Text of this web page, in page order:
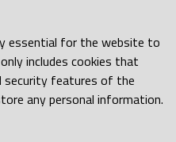
essential for the website to
includes cookies that
security features of the
any personal information.